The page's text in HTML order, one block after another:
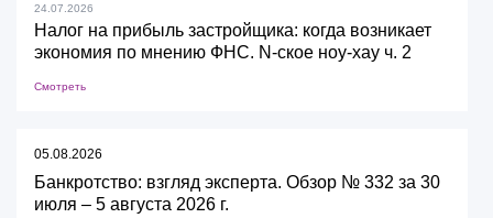
24.07.2026
Налог на прибыль застройщика: когда возникает
экономия по мнению ФНС. N-ское ноу-хау ч. 2
Смотреть
05.08.2026
Банкротство: взгляд эксперта. Обзор № 332 за 30
июля – 5 августа 2026 г.